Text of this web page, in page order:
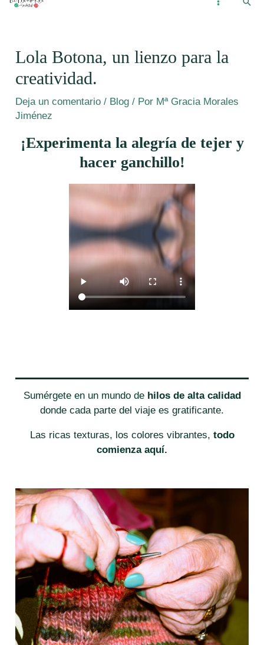
Ir
Lola Botona, un lienzo para la
creatividad.
Deja un comentario / Blog / Por Mª Gracia Morales
Jiménez
¡Experimenta la alegría de tejer y
hacer ganchillo!
Sumérgete en un mundo de hilos de alta calidad
donde cada parte del viaje es gratificante.
Las ricas texturas, los colores vibrantes, todo
comienza aquí.